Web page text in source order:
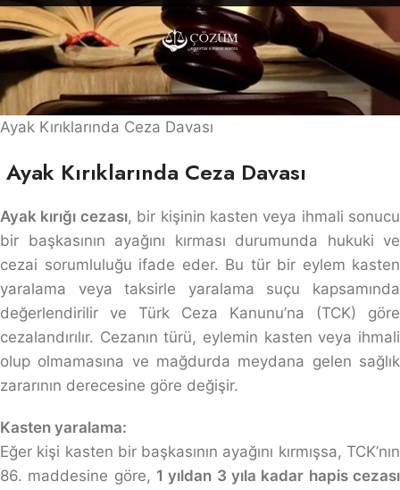
Ayak Kırıklarında Ceza Davası
Ayak Kırıklarında Ceza Davası
Ayak kırığı cezası, bir kişinin kasten veya ihmali sonucu
bir başkasının ayağını kırması durumunda hukuki ve
cezai sorumluluğu ifade eder. Bu tür bir eylem kasten
yaralama veya taksirle yaralama suçu kapsamında
değerlendirilir ve Türk Ceza Kanunu’na (TCK) göre
cezalandırılır. Cezanın türü, eylemin kasten veya ihmali
olup olmamasına ve mağdurda meydana gelen sağlık
zararının derecesine göre değişir.
Kasten yaralama:
Eğer kişi kasten bir başkasının ayağını kırmışsa, TCK’nın
86. maddesine göre, 1 yıldan 3 yıla kadar hapis cezası